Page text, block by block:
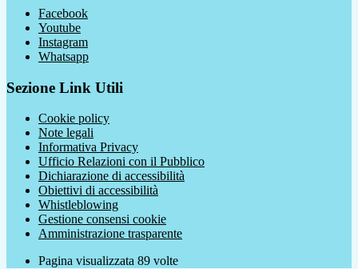
Facebook
Youtube
Instagram
Whatsapp
Sezione Link Utili
Cookie policy
Note legali
Informativa Privacy
Ufficio Relazioni con il Pubblico
Dichiarazione di accessibilità
Obiettivi di accessibilità
Whistleblowing
Gestione consensi cookie
Amministrazione trasparente
Pagina visualizzata 89 volte